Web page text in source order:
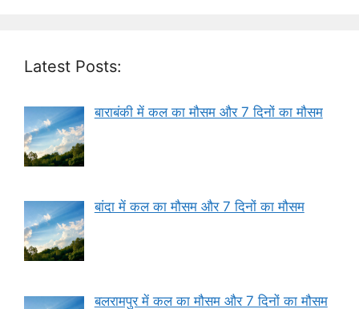
Latest Posts:
बाराबंकी में कल का मौसम और 7 दिनों का मौसम
बांदा में कल का मौसम और 7 दिनों का मौसम
बलरामपुर में कल का मौसम और 7 दिनों का मौसम